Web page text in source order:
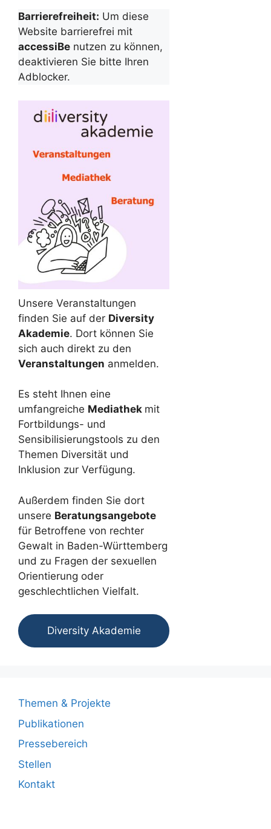
Barrierefreiheit: Um diese
Website barrierefrei mit
accessiBe nutzen zu können,
deaktivieren Sie bitte Ihren
Adblocker.
Unsere Veranstaltungen
finden Sie auf der Diversity
Akademie. Dort können Sie
sich auch direkt zu den
Veranstaltungen anmelden.
Es steht Ihnen eine
umfangreiche Mediathek mit
Fortbildungs- und
Sensibilisierungstools zu den
Themen Diversität und
Inklusion zur Verfügung.
Außerdem finden Sie dort
unsere Beratungsangebote
für Betroffene von rechter
Gewalt in Baden-Württemberg
und zu Fragen der sexuellen
Orientierung oder
geschlechtlichen Vielfalt.
Diversity Akademie
Themen & Projekte
Publikationen
Pressebereich
Stellen
Kontakt